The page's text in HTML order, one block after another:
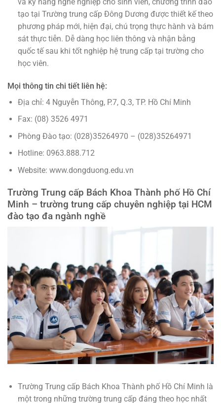
tạo tại Trường trung cấp Đông Dương được thiết kế theo
phương pháp mới, hiện đại, chú trọng thực hành và bám
sát thực tiễn. Dễ dàng học liên thông và nhận bằng
quốc tế sau khi tốt nghiệp hệ trung cấp tại trường cho
học viên.
Mọi thông tin chi tiết liên hệ:
Địa chỉ: 4 Nguyễn Thông, P.7, Q.3, TP. Hồ Chí Minh
Fax: (08) 3526 4971
Phòng Đào tạo: (028)35264970 – (028)35264971
Hotline: 0963.888.712
Website: www.dongduong.edu.vn
Trường Trung cấp Bách Khoa Thành phố Hồ Chí
Minh – trường trung cấp chuyên nghiệp tại HCM
đào tạo đa ngành nghề
Trường Trung cấp Bách Khoa Thành phố Hồ Chí Minh là
một trong những trường trung cấp đáng theo học nhất